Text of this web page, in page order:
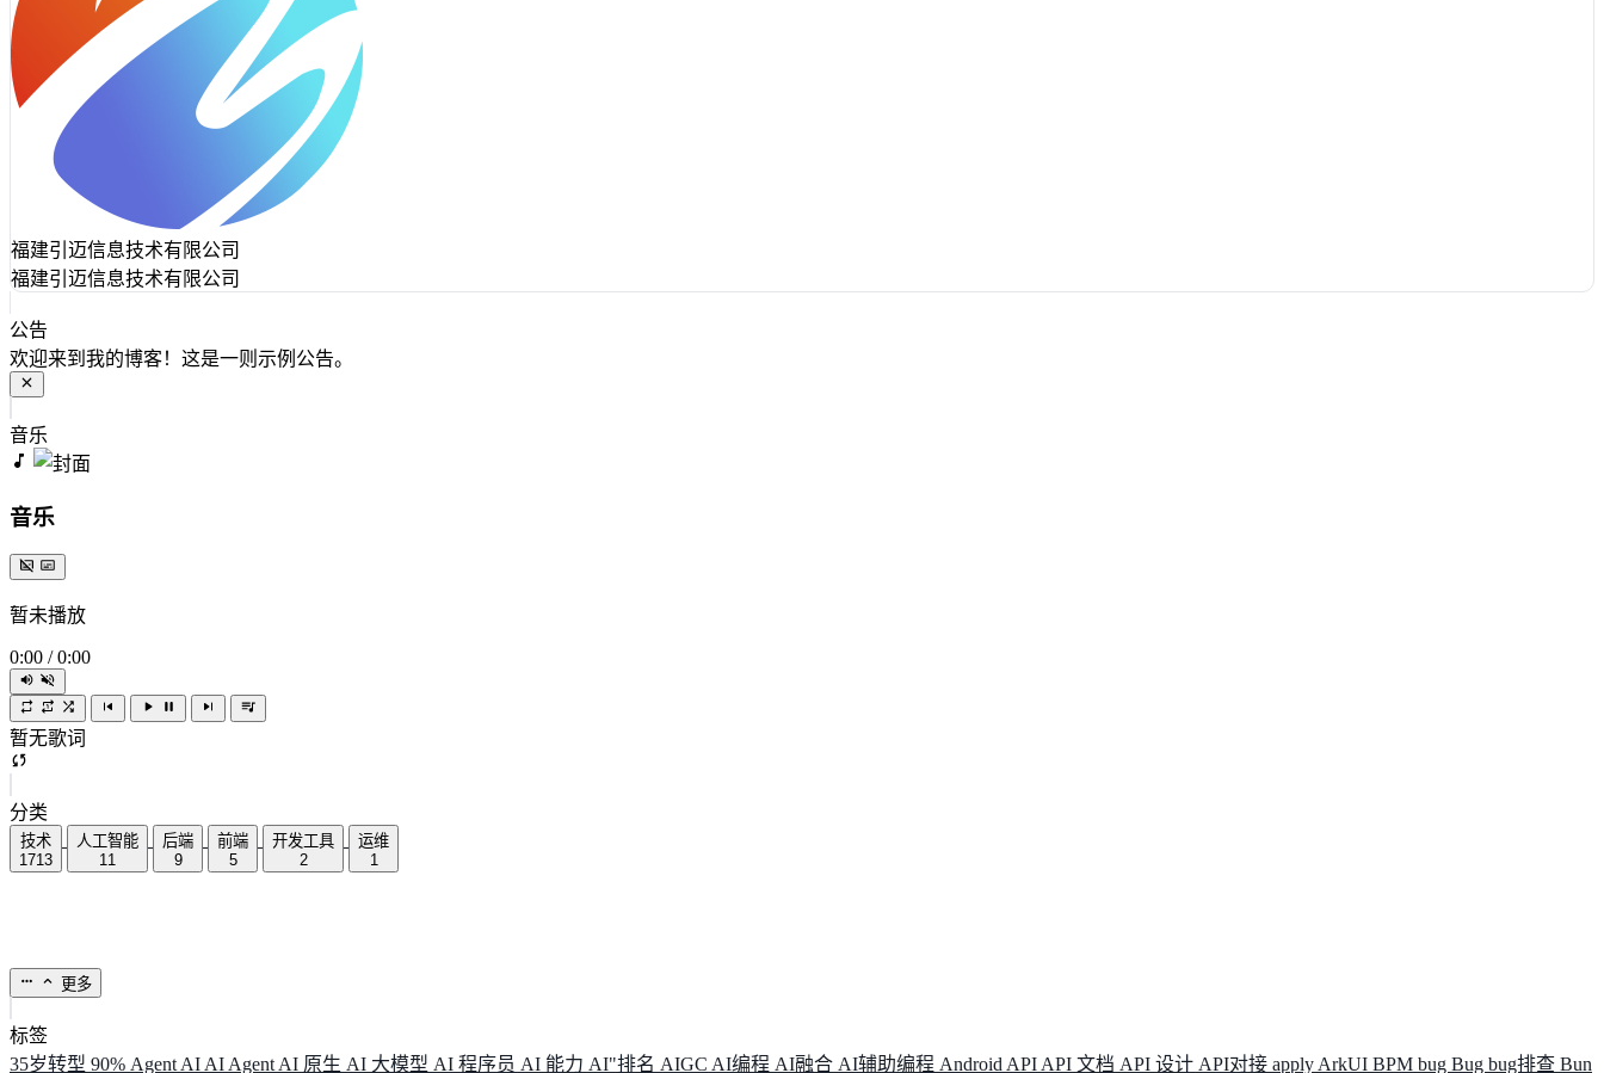
福建引迈信息技术有限公司
福建引迈信息技术有限公司
公告
欢迎来到我的博客！这是一则示例公告。
音乐
音乐
暂未播放
0:00 / 0:00
暂无歌词
分类
技术
1713
人工智能
11
后端
9
前端
5
开发工具
2
运维
1
更多
标签
35岁转型 90% Agent AI AI Agent AI 原生 AI 大模型 AI 程序员 AI 能力 AI"排名 AIGC AI编程 AI融合 AI辅助编程 Android API API 文档 API 设计 API对接 apply ArkUI BPM bug Bug bug排查 Bun